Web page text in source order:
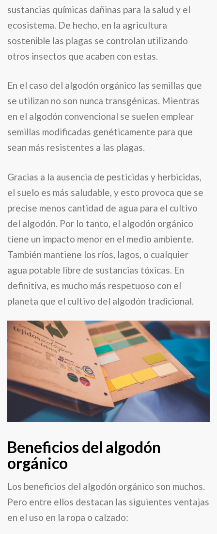
sustancias químicas dañinas para la salud y el
ecosistema. De hecho, en la agricultura
sostenible las plagas se controlan utilizando
otros insectos que acaben con estas.
En el caso del algodón orgánico las semillas que
se utilizan no son nunca transgénicas. Mientras
en el algodón convencional se suelen emplear
semillas modificadas genéticamente para que
sean más resistentes a las plagas.
Gracias a la ausencia de pesticidas y herbicidas,
el suelo es más saludable, y esto provoca que se
precise menos cantidad de agua para el cultivo
del algodón. Por lo tanto, el algodón orgánico
tiene un impacto menor en el medio ambiente.
También mantiene los ríos, lagos, o cualquier
agua potable libre de sustancias tóxicas. En
definitiva, es mucho más respetuoso con el
planeta que el cultivo del algodón tradicional.
Beneficios del algodón
orgánico
Los beneficios del algodón orgánico son muchos.
Pero entre ellos destacan las siguientes ventajas
en el uso en la ropa o calzado: